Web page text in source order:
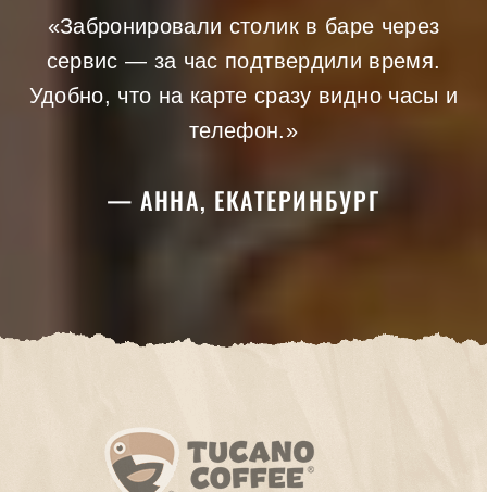
«Забронировали столик в баре через
сервис — за час подтвердили время.
Удобно, что на карте сразу видно часы и
телефон.»
— АННА, ЕКАТЕРИНБУРГ